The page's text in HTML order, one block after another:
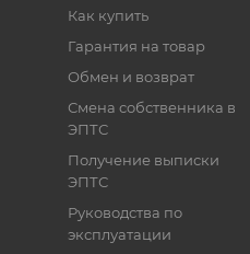
Как купить
Гарантия на товар
Обмен и возврат
Смена собственника в
ЭПТС
Получение выписки
ЭПТС
Руководства по
эксплуатации